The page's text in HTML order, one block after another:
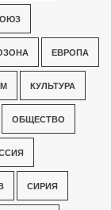
ЕВРОПА
КУЛЬТУРА
ОБЩЕСТВО
СИРИЯ